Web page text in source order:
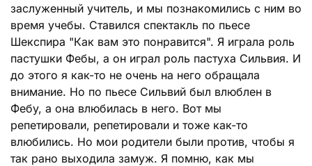
заслуженный учитель, и мы познакомились с ним во
время учебы. Ставился спектакль по пьесе
Шекспира "Как вам это понравится". Я играла роль
пастушки Фебы, а он играл роль пастуха Сильвия. И
до этого я как-то не очень на него обращала
внимание. Но по пьесе Сильвий был влюблен в
Фебу, а она влюбилась в него. Вот мы
репетировали, репетировали и тоже как-то
влюбились. Но мои родители были против, чтобы я
так рано выходила замуж. Я помню, как мы